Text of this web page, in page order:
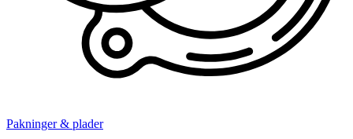
Pakninger & plader